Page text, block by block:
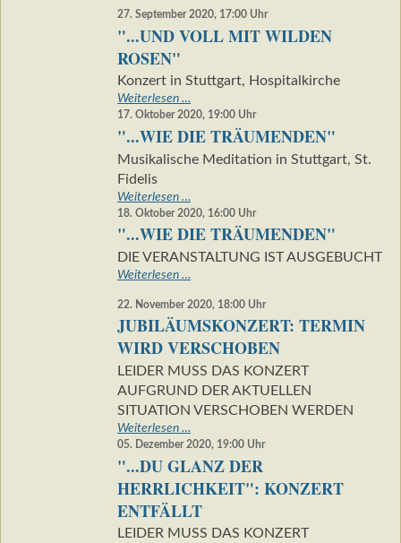
MUSS
AUSFALLEN
DAS
WURDE
GOTTESDIENST
27. September 2020, 17:00 Uhr
"...UND VOLL MIT WILDEN
ROSEN"
Konzert in Stuttgart, Hospitalkirche
Weiterlesen …"...UND
VOLL
MIT
ROSEN"
17. Oktober 2020, 19:00 Uhr
"...WIE DIE TRÄUMENDEN"
Musikalische Meditation in Stuttgart, St.
Fidelis
Weiterlesen …
DIE
TRÄUMENDEN"
18. Oktober 2020, 16:00 Uhr
"...WIE DIE TRÄUMENDEN"
DIE VERANSTALTUNG IST AUSGEBUCHT
Weiterlesen …"...WIE
TRÄUMENDEN"
22. November 2020, 18:00 Uhr
JUBILÄUMSKONZERT: TERMIN
WIRD VERSCHOBEN
LEIDER MUSS DAS KONZERT
AUFGRUND DER AKTUELLEN
SITUATION VERSCHOBEN WERDEN
Weiterlesen …JUBILÄUMSKONZERT:
TERMIN
WIRD
05. Dezember 2020, 19:00 Uhr
"...DU GLANZ DER
HERRLICHKEIT": KONZERT
ENTFÄLLT
LEIDER MUSS DAS KONZERT